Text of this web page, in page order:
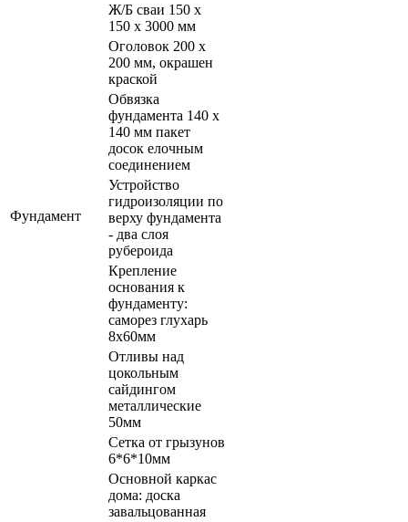
Фундамент
Ж/Б сваи 150 х
150 х 3000 мм
Оголовок 200 х
200 мм, окрашен
краской
Обвязка
фундамента 140 х
140 мм пакет
досок елочным
соединением
Устройство
гидроизоляции по
верху фундамента
- два слоя
рубероида
Крепление
основания к
фундаменту:
саморез глухарь
8х60мм
Отливы над
цокольным
сайдингом
металлические
50мм
Сетка от грызунов
6*6*10мм
Основной каркас
дома: доска
завальцованная